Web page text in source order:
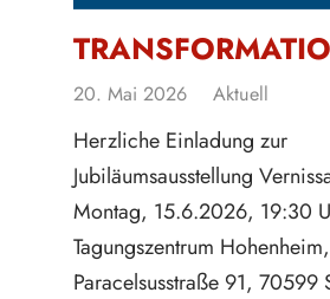
20. Mai 2026 Aktuell
Herzliche Einladung zur
Jubiläumsausstellung
Montag, 15.6.2026, 19:30
Tagungszentrum Hohenheim,
Paracelsusstraße 91, 70599